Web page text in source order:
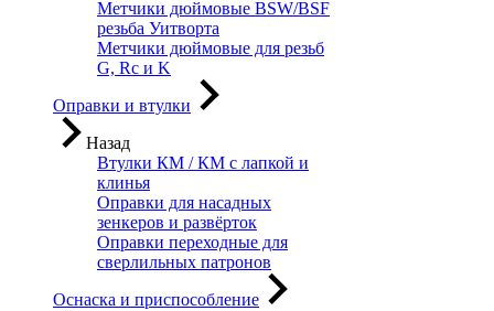
Метчики дюймовые BSW/BSF
резьба Уитворта
Метчики дюймовые для резьб
G, Rc и K
Оправки и втулки
Назад
Втулки КМ / КМ с лапкой и
клинья
Оправки для насадных
зенкеров и развёрток
Оправки переходные для
сверлильных патронов
Оснаска и приспособление